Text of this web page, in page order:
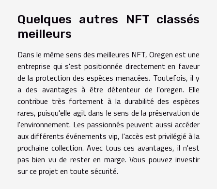
Quelques autres NFT classés
meilleurs
Dans le même sens des meilleures NFT, Oregen est une
entreprise qui s'est positionnée directement en faveur
de la protection des espèces menacées. Toutefois, il y
a des avantages à être détenteur de l'oregen. Elle
contribue très fortement à la durabilité des espèces
rares, puisqu'elle agit dans le sens de la préservation de
l'environnement. Les passionnés peuvent aussi accéder
aux différents événements vip, l'accès est privilégié à la
prochaine collection. Avec tous ces avantages, il n'est
pas bien vu de rester en marge. Vous pouvez investir
sur ce projet en toute sécurité.